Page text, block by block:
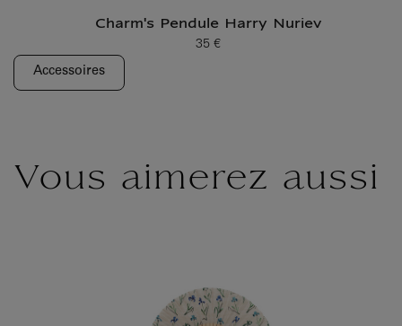
Charm's Pendule Harry Nuriev
Prix ​​actuel
35 €
Accessoires
Vous aimerez aussi